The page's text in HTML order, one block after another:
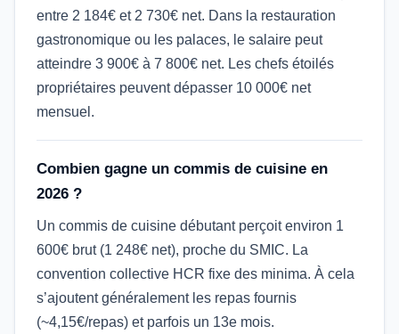
entre 2 184€ et 2 730€ net. Dans la restauration
gastronomique ou les palaces, le salaire peut
atteindre 3 900€ à 7 800€ net. Les chefs étoilés
propriétaires peuvent dépasser 10 000€ net
mensuel.
Combien gagne un commis de cuisine en
2026 ?
Un commis de cuisine débutant perçoit environ 1
600€ brut (1 248€ net), proche du SMIC. La
convention collective HCR fixe des minima. À cela
s’ajoutent généralement les repas fournis
(~4,15€/repas) et parfois un 13e mois.